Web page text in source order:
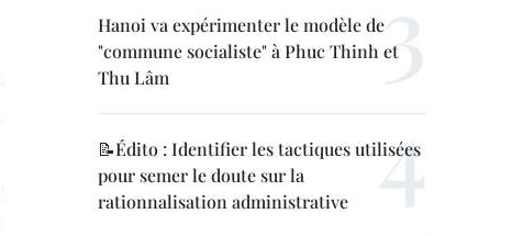
Hanoi va expérimenter le modèle de
"commune socialiste" à Phuc Thinh et
Thu Lâm
📝Édito : Identifier les tactiques utilisées
pour semer le doute sur la
rationnalisation administrative